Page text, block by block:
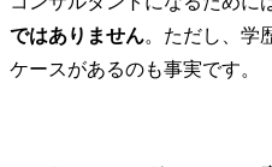
ではありません。ただし、学
ケースがあるのも事実です。